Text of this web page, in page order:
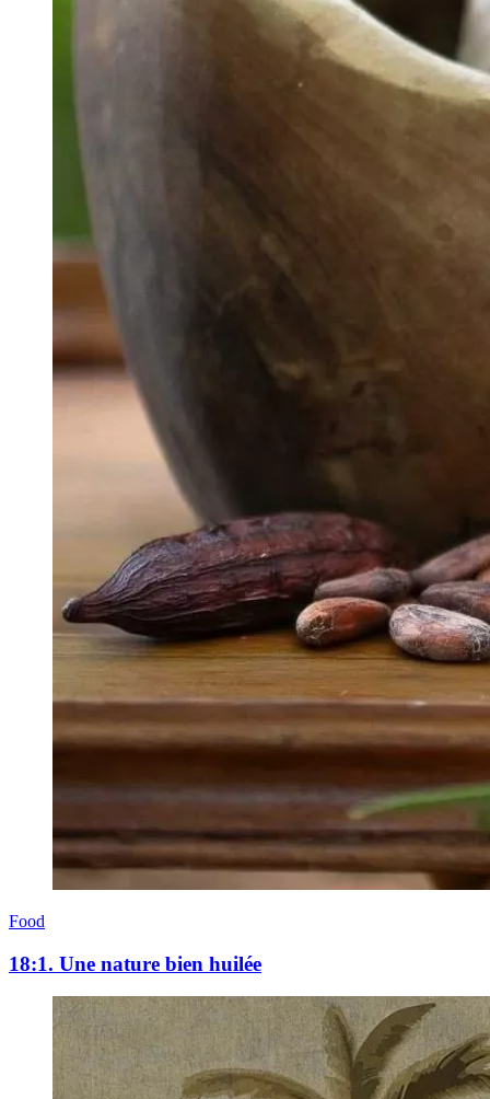
Food
18:1. Une nature bien huilée